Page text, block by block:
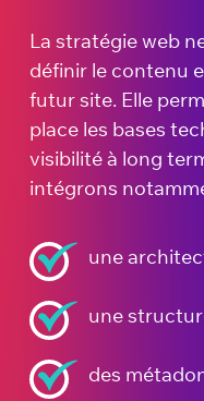
La stratégie web
définir le contenu
futur site. Elle
place les bases
visibilité à long
intégrons
une
une
des